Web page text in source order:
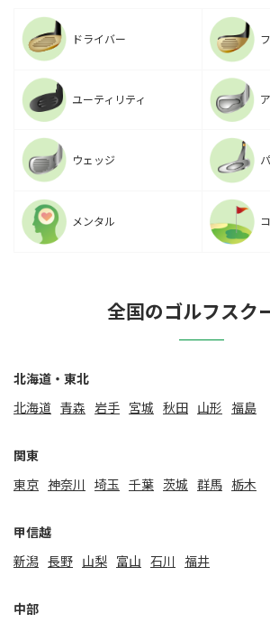
ドライバー
ユーティリティ
ウェッジ
メンタル
全国のゴルフスク
北海道・東北
北海道 ⻘森 岩手 宮城 秋田 山形 福島
関東
東京 神奈川 埼玉 千葉 茨城 群馬 栃木
甲信越
新潟 ⻑野 山梨 富山 石川 福井
中部